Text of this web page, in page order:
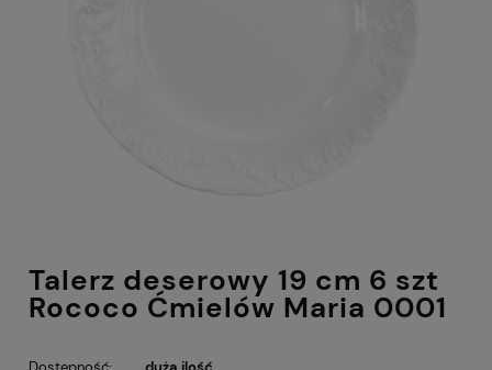
Talerz deserowy 19 cm 6 szt
Rococo Ćmielów Maria 0001